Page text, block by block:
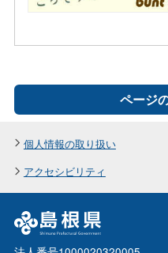
ページ
個人情報の取り扱い
アクセシビリティ